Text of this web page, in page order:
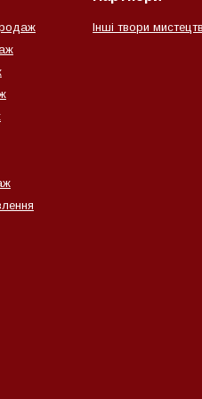
Інші твори